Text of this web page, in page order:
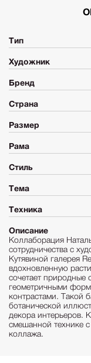
Тип
Художник
Бренд
Страна
Размер
Рама
Стиль
Тема
Техника
Описание
Коллаборация
сотрудничества с
Кутявиной галерея
вдохновленную
сочетает природные
геометричными
контрастами. Такой
ботанической
декора интерьеров.
смешанной технике
коллажа.